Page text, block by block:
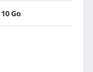
10 Go